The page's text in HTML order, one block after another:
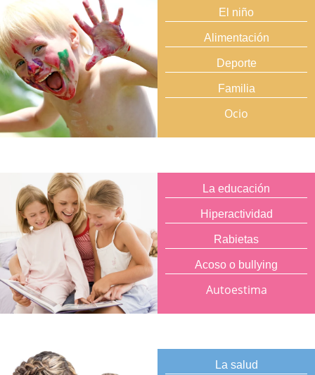
El niño
Alimentación
Deporte
Familia
Ocio
La educación
Hiperactividad
Rabietas
Acoso o bullying
Autoestima
La salud